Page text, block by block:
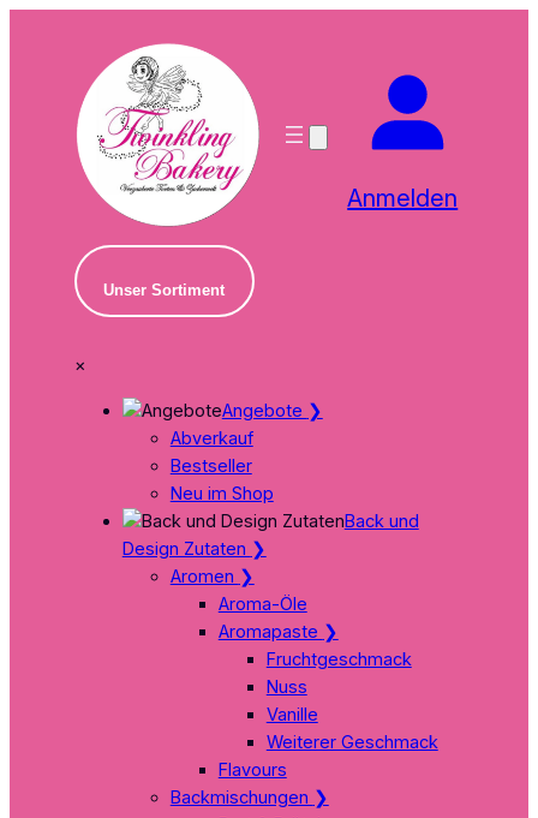
Anmelden
Unser Sortiment
×
Angebote ❯
Abverkauf
Bestseller
Neu im Shop
Back und
Design Zutaten ❯
Aromen ❯
Aroma-Öle
Aromapaste ❯
Fruchtgeschmack
Nuss
Vanille
Weiterer Geschmack
Flavours
Backmischungen ❯